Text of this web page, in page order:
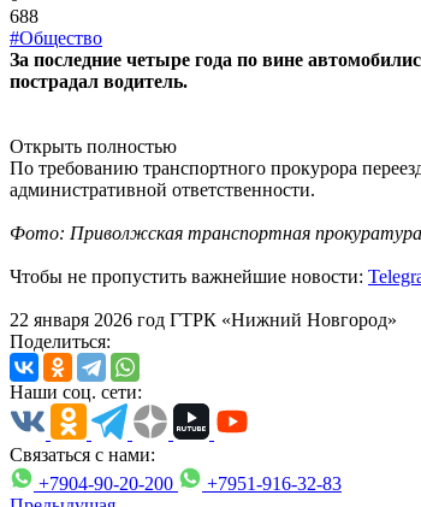
688
#Общество
За последние четыре года по вине
пострадал водитель.
Открыть полностью
По требованию транспортного прокурора
административной ответственности.
Фото: Приволжская транспортная прокуратура
Чтобы не пропустить важнейшие новости:
22 января 2026 год ГТРК «Нижний Новгород»
Поделиться:
Наши соц. сети:
Связаться с нами:
+7904-90-20-200
+7951-916-32-83